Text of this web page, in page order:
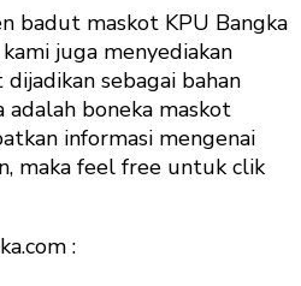
badut maskot KPU Bangka
juga menyediakan
sebagai bahan
adalah boneka maskot
informasi mengenai
maka feel free untuk clik
: